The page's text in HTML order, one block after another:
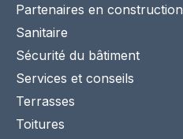
Partenaires en construction
Sanitaire
Sécurité du bâtiment
Services et conseils
Terrasses
Toitures